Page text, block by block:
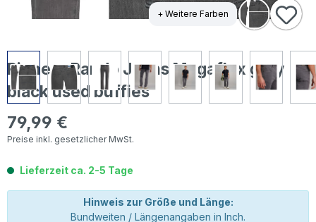
+ Weitere Farben
Pioneer Rando Jeans Megaflex grey
black used buffies
Regulärer Preis:
79,99 €
Preise inkl. gesetzlicher MwSt.
Lieferzeit ca. 2-5 Tage
Hinweis zur Größe und Länge:
Bundweiten / Längenangaben in Inch.